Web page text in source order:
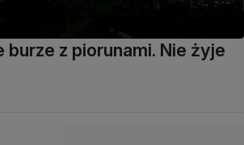
burze z piorunami. Nie żyje